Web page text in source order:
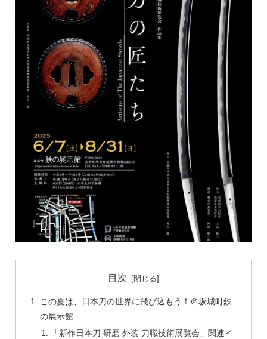
目次
この夏は、日本刀の世界に飛び込もう！＠坂城町鉄
の展示館
「新作日本刀 研磨 外装 刀職技術展覧会」関連イ